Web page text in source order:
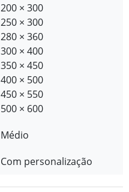
200 × 300
250 × 300
280 × 360
300 × 400
350 × 450
400 × 500
450 × 550
500 × 600
Médio
Com personalização